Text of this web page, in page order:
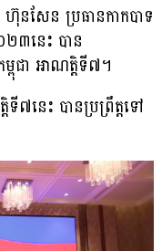
ហ៊ុនសែន ប្រធានកាកបាទ
២៣នេះ បាន
ពុជា អាណត្ដិទី៧។
៧នេះ បានប្រព្រឹត្ដទៅ